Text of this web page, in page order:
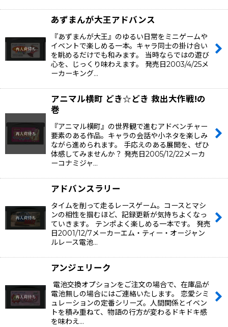
あずまんが大王アドバンス
『あずまんが大王』のゆるい日常をミニゲームや
イベントで楽しめる一本。キャラ同士の掛け合い
を眺めるだけでも和みます。 当時ならではの遊び
心を、じっくり味わえます。 発売日2003/4/25メ
ーカーキング…
アニマル横町 どき☆どき 救出大作戦!の
巻
『アニマル横町』の世界観で進むアドベンチャー
要素のある作品。キャラの会話や小ネタを楽しみ
ながら進められます。 手応えのある展開を、ぜひ
体感してみませんか？ 発売日2005/12/22メーカ
ーコナミジャ…
アドバンスラリー
タイムを削って走るレースゲーム。コースとマシ
ンの相性を掴むほど、記録更新が気持ちよくなっ
ていきます。 テンポよく楽しめる一本です。 発売
日2001/12/7メーカーエム・ティー・オージャン
ルレース電池…
アンジェリーク
電池交換オプションをご注文の場合で、在庫品が
電池無しの場合にはご連絡いたします。 恋愛シミ
ュレーションの定番シリーズ。人間関係とイベン
トを積み重ねて、物語の行方が変わるドキドキ感
を味わえ…